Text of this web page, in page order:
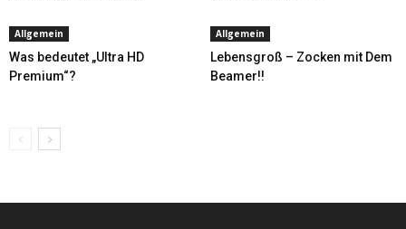
Allgemein
Was bedeutet „Ultra HD
Premium“?
Allgemein
Lebensgroß – Zocken mit Dem
Beamer!!